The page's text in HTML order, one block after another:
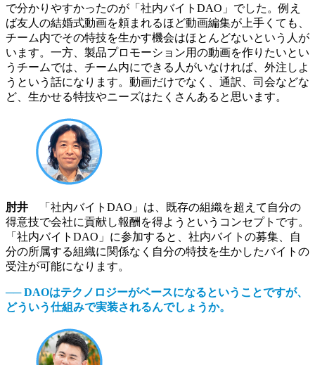
で分かりやすかったのが「社内バイトDAO」でした。例え
ば友人の結婚式動画を頼まれるほど動画編集が上手くても、
チーム内でその特技を生かす機会はほとんどないという人が
います。一方、製品プロモーション用の動画を作りたいとい
うチームでは、チーム内にできる人がいなければ、外注しよ
うという話になります。動画だけでなく、通訳、司会などな
ど、生かせる特技やニーズはたくさんあると思います。
肘井 「社内バイトDAO」は、既存の組織を超えて自分の
得意技で会社に貢献し報酬を得ようというコンセプトです。
「社内バイトDAO」に参加すると、社内バイトの募集、自
分の所属する組織に関係なく自分の特技を生かしたバイトの
受注が可能になります。
── DAOはテクノロジーがベースになるということですが、
どういう仕組みで実装されるんでしょうか。